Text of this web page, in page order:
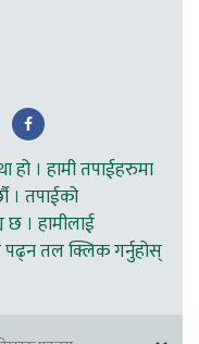
हो । हामी तपाईहरुमा
। तपाईको
छ । हामीलाई
पढ्न तल क्लिक गर्नुहोस्